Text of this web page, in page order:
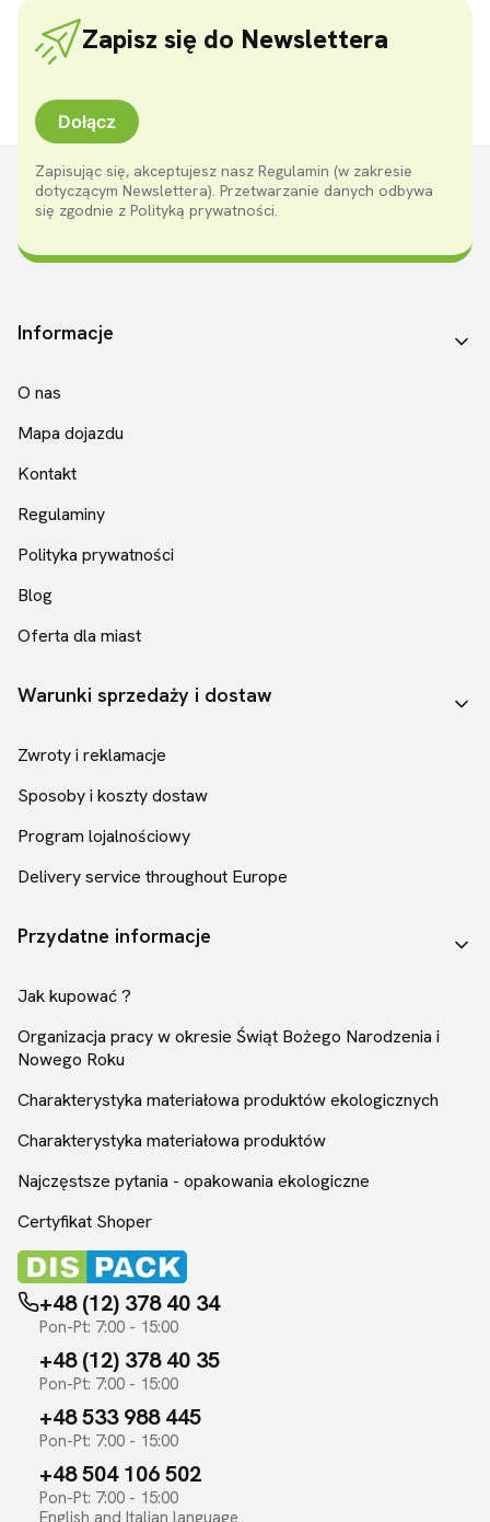
Zapisz się do Newslettera
Dołącz
Zapisując się, akceptujesz nasz Regulamin (w zakresie
dotyczącym Newslettera). Przetwarzanie danych odbywa
się zgodnie z Polityką prywatności.
+48 (12) 378 40 34
Pon-Pt: 7:00 - 15:00
+48 (12) 378 40 35
Pon-Pt: 7:00 - 15:00
+48 533 988 445
Pon-Pt: 7:00 - 15:00
+48 504 106 502
Pon-Pt: 7:00 - 15:00
English and Italian language
Linki w stopce
Informacje
O nas
Mapa dojazdu
Kontakt
Regulaminy
Polityka prywatności
Blog
Oferta dla miast
Warunki sprzedaży i dostaw
Zwroty i reklamacje
Sposoby i koszty dostaw
Program lojalnościowy
Delivery service throughout Europe
Przydatne informacje
Jak kupować ?
Organizacja pracy w okresie Świąt Bożego Narodzenia i
Nowego Roku
Charakterystyka materiałowa produktów ekologicznych
Charakterystyka materiałowa produktów
Najczęstsze pytania - opakowania ekologiczne
Certyfikat Shoper